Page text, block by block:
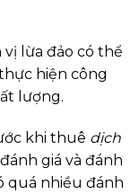
vị lừa đảo có thể
hiện công
lượng.
khi thuê dịch
giá và đánh
quá nhiều đánh